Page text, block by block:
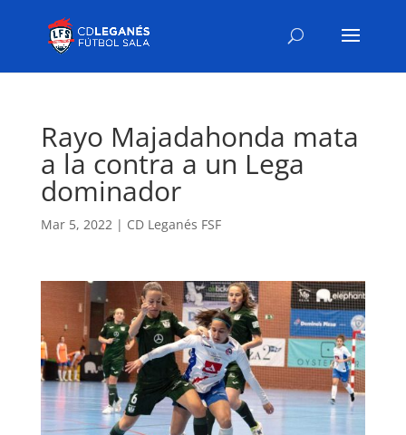
Rayo Majadahonda mata
a la contra a un Lega
dominador
Mar 5, 2022| CD Leganés FSF